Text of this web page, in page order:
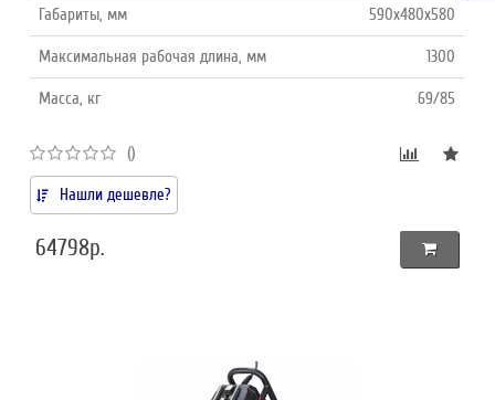
Габариты, мм 590х480х580
Максимальная рабочая длина, мм 1300
Масса, кг 69/85
()
Нашли дешевле?
64798р.